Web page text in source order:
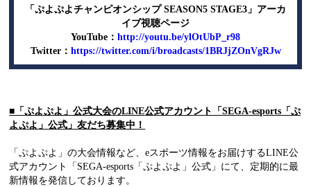
「ぷよぷよチャンピオンシップSEASON5 STAGE3 」アーカ
イブ視聴ページ
YouTube ： http://youtu.be/ylOtUbP_r98
Twitter： https://twitter.com/i/broadcasts/1BRJjZOnVgRJw
■ 「ぷよぷよ」公式大会のLINE公式アカウント「SEGA-esports 「ぷ
よぷよ」公式」友だち募集中！
「ぷよぷよ」の大会情報など、eスポーツ情報をお届けするLINE公
式アカウント「SEGA-esports「ぷよぷよ」公式」にて、定期的に最
新情報を発信しております。